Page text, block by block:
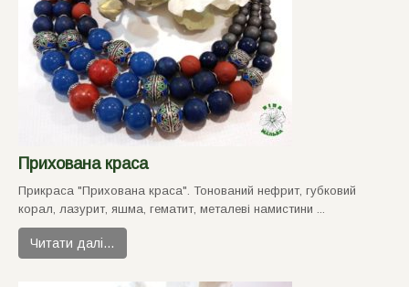
Прихована краса
Прикраса "Прихована краса". Тонований нефрит, губковий
корал, лазурит, яшма, гематит, металевi намистини ...
Читати далі…